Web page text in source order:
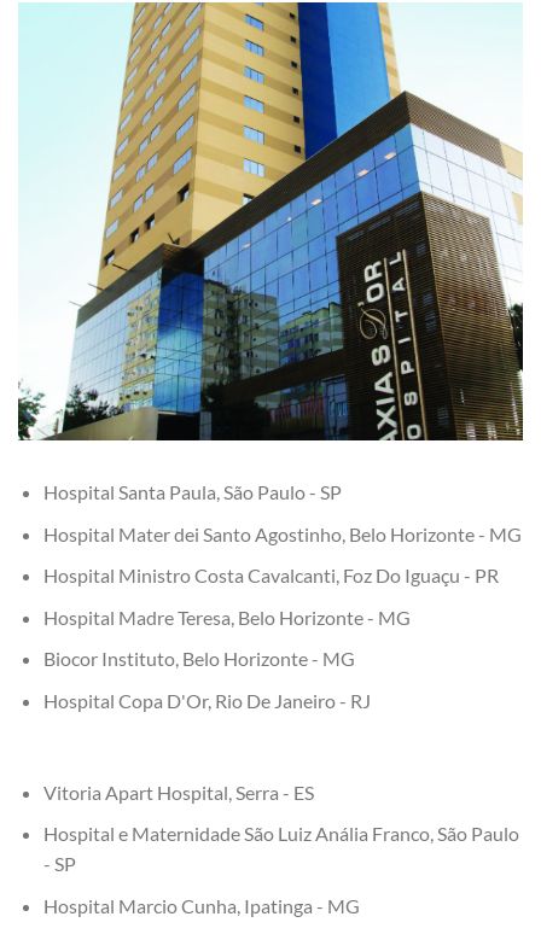
Hospital Santa Paula, São Paulo - SP
Hospital Mater dei Santo Agostinho, Belo Horizonte - MG
Hospital Ministro Costa Cavalcanti, Foz Do Iguaçu - PR
Hospital Madre Teresa, Belo Horizonte - MG
Biocor Instituto, Belo Horizonte - MG
Hospital Copa D'Or, Rio De Janeiro - RJ
Vitoria Apart Hospital, Serra - ES
Hospital e Maternidade São Luiz Anália Franco, São Paulo
- SP
Hospital Marcio Cunha, Ipatinga - MG